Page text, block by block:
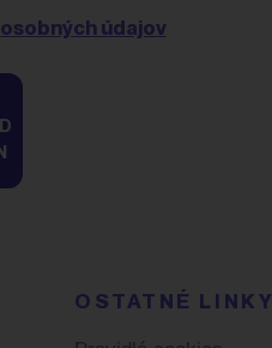
osobných údajov
OSTATNÉ LINKY